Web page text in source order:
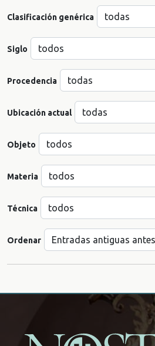
Clasificación genérica
Siglo
Procedencia
Ubicación actual
Objeto
Materia
Técnica
Ordenar